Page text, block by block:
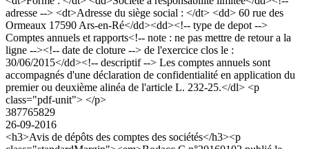
adresse --> <dt>Adresse du siège social : </dt> <dd> 60 rue des
Ormeaux 17590 Ars-en-Ré</dd><dd><!-- type de depot -->
Comptes annuels et rapports<!-- note : ne pas mettre de retour a la
ligne --><!-- date de cloture --> de l'exercice clos le :
30/06/2015</dd><!-- descriptif --> Les comptes annuels sont
accompagnés d'une déclaration de confidentialité en application du
premier ou deuxième alinéa de l'article L. 232-25.</dl> <p
class="pdf-unit"> </p>
387765829
26-09-2016
<h3>Avis de dépôts des comptes des sociétés</h3><p